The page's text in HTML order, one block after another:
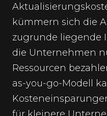
kümmern sich die
zugrunde liegende
die Unternehmen
Ressourcen
as-you-go-Modell